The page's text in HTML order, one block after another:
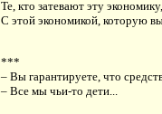
Те, кто затевают эту
С этой экономикой, которую вы
***
– Вы гарантируете, что
– Все мы чьи-то дети...